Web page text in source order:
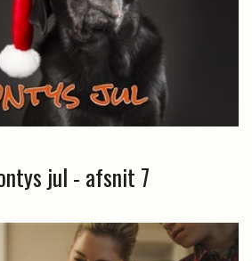
jul - afsnit 7